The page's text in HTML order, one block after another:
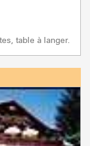
table à langer.